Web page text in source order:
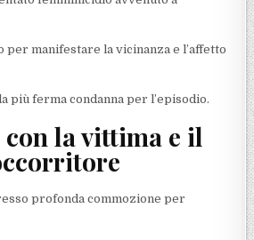
per manifestare la vicinanza e l’affetto
più ferma condanna per l’episodio.
con la vittima e il
profonda commozione per